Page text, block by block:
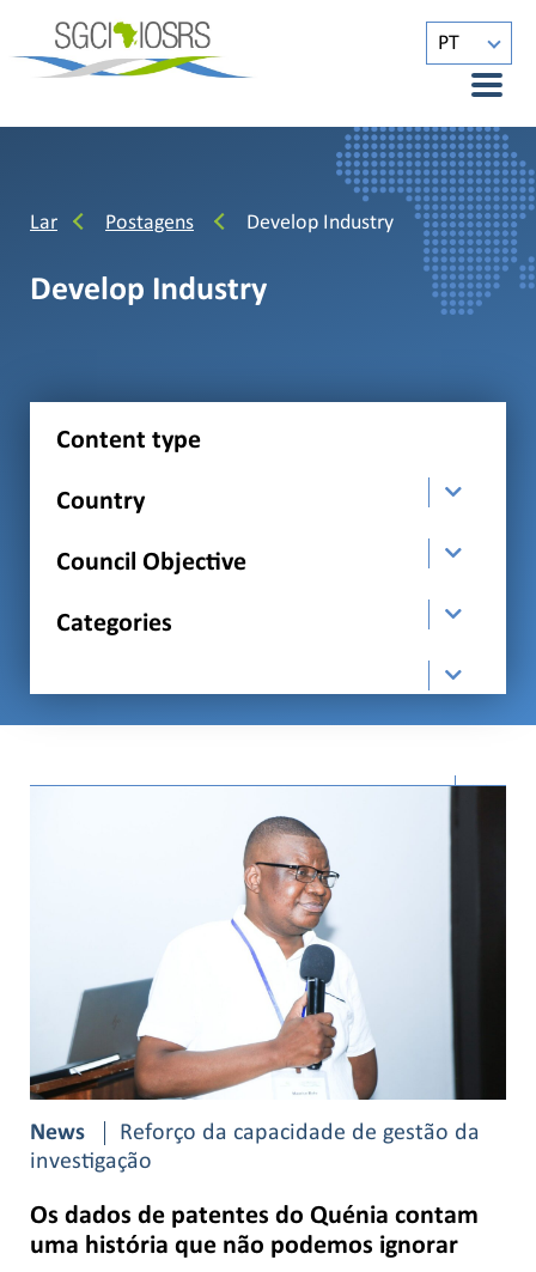
PT
Lar Postagens Develop Industry
Develop Industry
Content type
Country
Council Objective
Categories
News
Reforço da capacidade de gestão da
investigação
Os dados de patentes do Quénia contam
uma história que não podemos ignorar